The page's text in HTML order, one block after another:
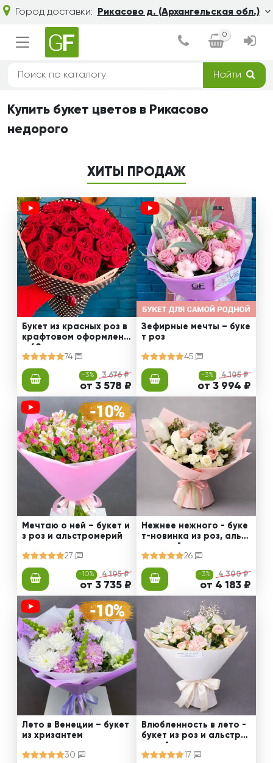
Город доставки: Рикасово д. (Архангельская обл.)
0
Найти
Купить букет цветов в Рикасово
недорого
ХИТЫ ПРОДАЖ
Букет из красных роз в
крафтовом оформлени
и 60 см
74
-3% 3 676 ₽
от 3 578 ₽
Зефирные мечты – буке
т роз
45
-3% 4 105 ₽
от 3 994 ₽
Мечтаю о ней – букет и
з роз и альстромерий
27
-10% 4 105 ₽
от 3 735 ₽
Нежнее нежного - буке
т-новинка из роз, альст
ромерий и калл
26
-3% 4 300 ₽
от 4 183 ₽
Лето в Венеции – букет
из хризантем
30
Влюбленность в лето -
букет из роз и альстро
мерий
17